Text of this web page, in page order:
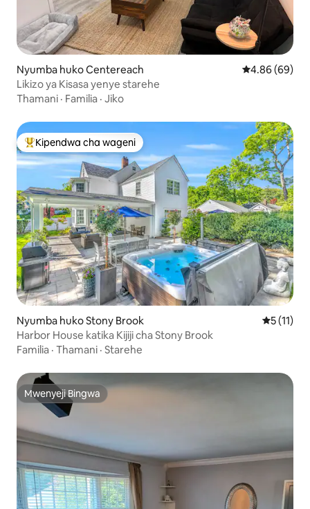
Nyumba huko Centereach Ukadiriaji wa
4.86 (69)
Likizo ya Kisasa yenye starehe
Thamani · Familia · Jiko
Kipendwa maarufu cha wageni
Kipendwa cha wageni
Nyumba huko Stony Brook Ukadiriaji
5 (11)
Harbor House katika Kijiji cha Stony Brook
Familia · Thamani · Starehe
Mwenyeji Bingwa
Mwenyeji Bingwa